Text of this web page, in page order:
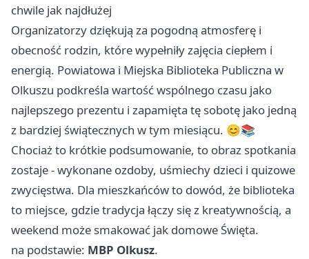
chwile jak najdłużej
Organizatorzy dziękują za pogodną atmosferę i
obecność rodzin, które wypełniły zajęcia ciepłem i
energią. Powiatowa i Miejska Biblioteka Publiczna w
Olkuszu podkreśla wartość wspólnego czasu jako
najlepszego prezentu i zapamięta tę sobotę jako jedną
z bardziej świątecznych w tym miesiącu. 😊📚
Chociaż to krótkie podsumowanie, to obraz spotkania
zostaje - wykonane ozdoby, uśmiechy dzieci i quizowe
zwycięstwa. Dla mieszkańców to dowód, że biblioteka
to miejsce, gdzie tradycja łączy się z kreatywnością, a
weekend może smakować jak domowe Święta.
na podstawie: MBP Olkusz.